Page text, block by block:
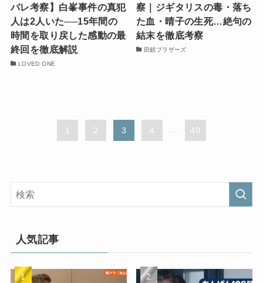
バレ考察】白峯事件の真犯
人は2人いた──15年間の
時間を取り戻した感動の最
終回を徹底解説
LOVED ONE
察｜ジギタリスの毒・落ち
た血・晴子の生死…絶句の
結末を徹底考察
田鎖ブラザーズ
1 2 3 4 40
人気記事